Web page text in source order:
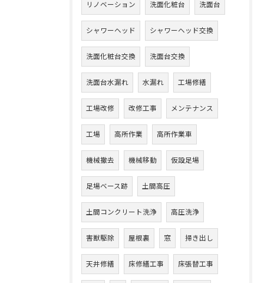
リノベーション 洗面化粧台 洗面台
シャワーヘッド シャワーヘッド交換
洗面化粧台交換 洗面台交換
洗面台水漏れ 水漏れ 工場修繕
工場改修 改修工事 メンテナンス
工場 高所作業 高所作業車
機械撤去 機械移動 仮設足場
足場ベース跡 土間高圧
土間コンクリート洗浄 高圧洗浄
害獣駆除 屋根裏 窓 掃き出し
天井修繕 床修繕工事 床張替工事